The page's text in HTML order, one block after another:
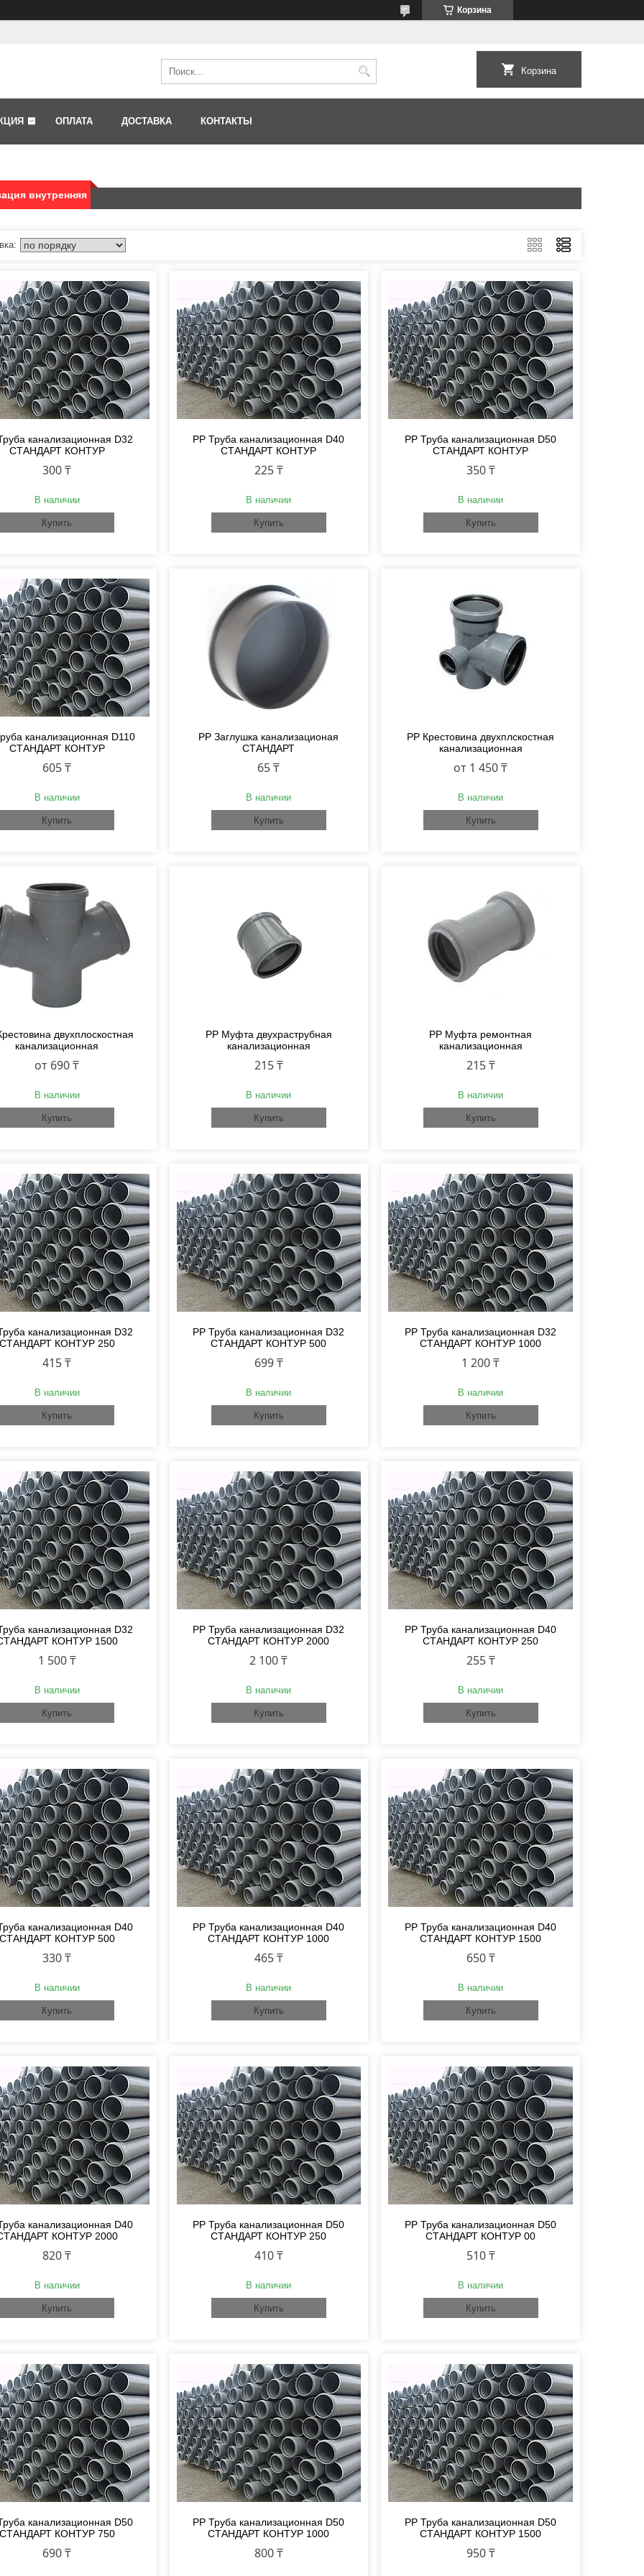
Корзина
Корзина
ОПЛАТА ДОСТАВКА КОНТАКТЫ
внутренняя
канализационная D32
СТАНДАРТ КОНТУР
300 ₸
В наличии
Купить
PP Труба канализационная D40
СТАНДАРТ КОНТУР
225 ₸
В наличии
Купить
PP Труба канализационная D50
СТАНДАРТ КОНТУР
350 ₸
В наличии
Купить
канализационная D110
СТАНДАРТ КОНТУР
605 ₸
В наличии
Купить
PP Заглушка канализационая
СТАНДАРТ
65 ₸
В наличии
Купить
PP Крестовина двухплскостная
канализационная
от 1 450 ₸
В наличии
Купить
двухплоскостная
канализационная
от 690 ₸
В наличии
Купить
PP Муфта двухраструбная
канализационная
215 ₸
В наличии
Купить
PP Муфта ремонтная
канализационная
215 ₸
В наличии
Купить
канализационная D32
КОНТУР 250
415 ₸
В наличии
Купить
PP Труба канализационная D32
СТАНДАРТ КОНТУР 500
699 ₸
В наличии
Купить
PP Труба канализационная D32
СТАНДАРТ КОНТУР 1000
1 200 ₸
В наличии
Купить
канализационная D32
КОНТУР 1500
1 500 ₸
В наличии
Купить
PP Труба канализационная D32
СТАНДАРТ КОНТУР 2000
2 100 ₸
В наличии
Купить
PP Труба канализационная D40
СТАНДАРТ КОНТУР 250
255 ₸
В наличии
Купить
канализационная D40
КОНТУР 500
330 ₸
В наличии
Купить
PP Труба канализационная D40
СТАНДАРТ КОНТУР 1000
465 ₸
В наличии
Купить
PP Труба канализационная D40
СТАНДАРТ КОНТУР 1500
650 ₸
В наличии
Купить
канализационная D40
КОНТУР 2000
820 ₸
В наличии
Купить
PP Труба канализационная D50
СТАНДАРТ КОНТУР 250
410 ₸
В наличии
Купить
PP Труба канализационная D50
СТАНДАРТ КОНТУР 00
510 ₸
В наличии
Купить
канализационная D50
КОНТУР 750
690 ₸
PP Труба канализационная D50
СТАНДАРТ КОНТУР 1000
800 ₸
PP Труба канализационная D50
СТАНДАРТ КОНТУР 1500
950 ₸